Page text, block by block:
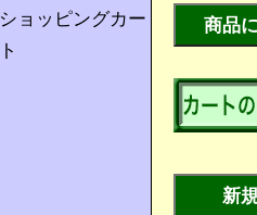
ショッピングカー
ト